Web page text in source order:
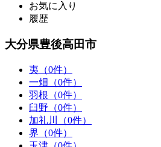
お気に入り
履歴
大分県豊後高田市
夷（0件）
一畑（0件）
羽根（0件）
臼野（0件）
加礼川（0件）
界（0件）